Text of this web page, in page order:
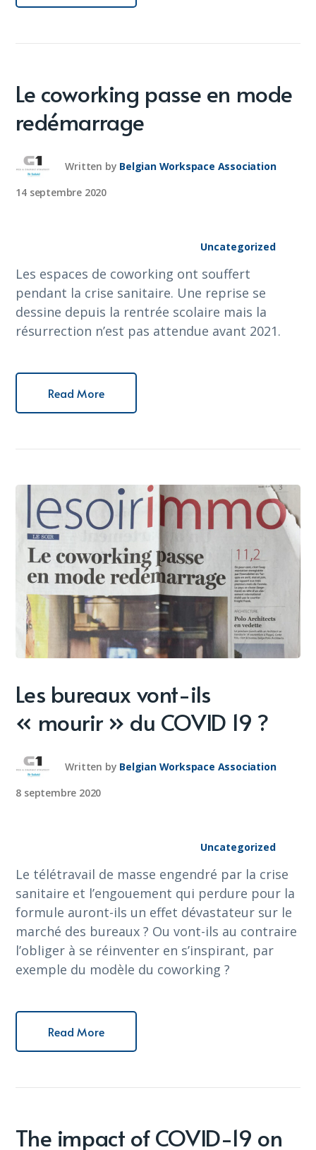
Le coworking passe en mode
redémarrage
Written by Belgian Workspace Association
14 septembre 2020
Uncategorized
Les espaces de coworking ont souffert
pendant la crise sanitaire. Une reprise se
dessine depuis la rentrée scolaire mais la
résurrection n’est pas attendue avant 2021.
Read More
Les bureaux vont-ils
« mourir » du COVID 19 ?
Written by Belgian Workspace Association
8 septembre 2020
Uncategorized
Le télétravail de masse engendré par la crise
sanitaire et l’engouement qui perdure pour la
formule auront-ils un effet dévastateur sur le
marché des bureaux ? Ou vont-ils au contraire
l’obliger à se réinventer en s’inspirant, par
exemple du modèle du coworking ?
Read More
The impact of COVID-19 on